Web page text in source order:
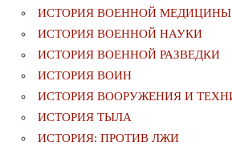
ИСТОРИЯ ВОЕННОЙ МЕДИЦИНЫ
ИСТОРИЯ ВОЕННОЙ НАУКИ
ИСТОРИЯ ВОЕННОЙ РАЗВЕДКИ
ИСТОРИЯ ВОИН
ИСТОРИЯ ВООРУЖЕНИЯ И
ИСТОРИЯ ТЫЛА
ИСТОРИЯ: ПРОТИВ ЛЖИ